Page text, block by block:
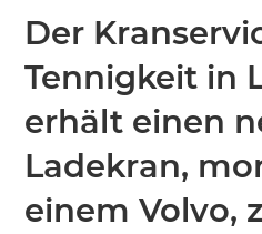
Der
Tennigkeit in
erhält einen
Ladekran,
einem Volvo,